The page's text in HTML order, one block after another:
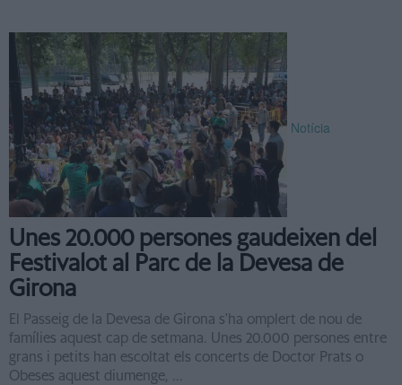
Notícia
Unes 20.000 persones gaudeixen del
Festivalot al Parc de la Devesa de
Girona
El Passeig de la Devesa de Girona s'ha omplert de nou de
famílies aquest cap de setmana. Unes 20.000 persones entre
grans i petits han escoltat els concerts de Doctor Prats o
Obeses aquest diumenge, ...